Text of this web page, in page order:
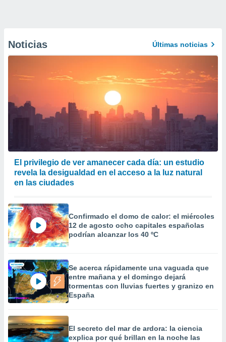
Noticias Últimas noticias
El privilegio de ver amanecer cada día: un estudio
revela la desigualdad en el acceso a la luz natural
en las ciudades
Confirmado el domo de calor: el miércoles
12 de agosto ocho capitales españolas
podrían alcanzar los 40 ºC
Se acerca rápidamente una vaguada que
entre mañana y el domingo dejará
tormentas con lluvias fuertes y granizo en
España
El secreto del mar de ardora: la ciencia
explica por qué brillan en la noche las